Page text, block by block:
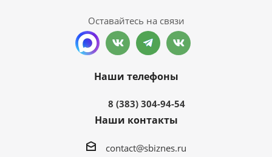
Оставайтесь на связи
Наши телефоны
8 (383) 304-94-54
Наши контакты
contact@sbiznes.ru